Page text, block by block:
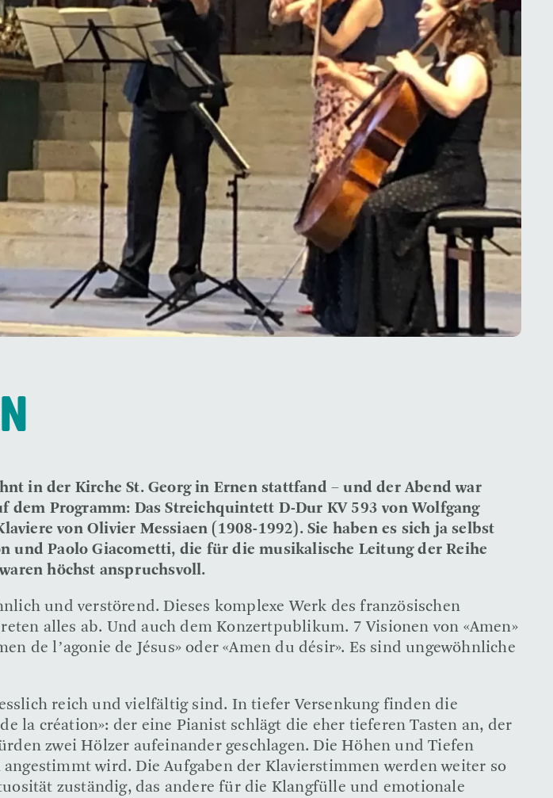
in der Kirche St. Georg in Ernen stattfand – und der Abend war
dem Programm: Das Streichquintett D-Dur KV 593 von Wolfgang
von Olivier Messiaen (1908-1992). Sie haben es sich ja selbst
und Paolo Giacometti, die für die musikalische Leitung der Reihe
höchst anspruchsvoll.
und verstörend. Dieses komplexe Werk des französischen
alles ab. Und auch dem Konzertpublikum. 7 Visionen von «Amen»
de l’agonie de Jésus» oder «Amen du désir». Es sind ungewöhnliche
reich und vielfältig sind. In tiefer Versenkung finden die
la création»: der eine Pianist schlägt die eher tieferen Tasten an, der
zwei Hölzer aufeinander geschlagen. Die Höhen und Tiefen
wird. Die Aufgaben der Klavierstimmen werden weiter so
zuständig, das andere für die Klangfülle und emotionale